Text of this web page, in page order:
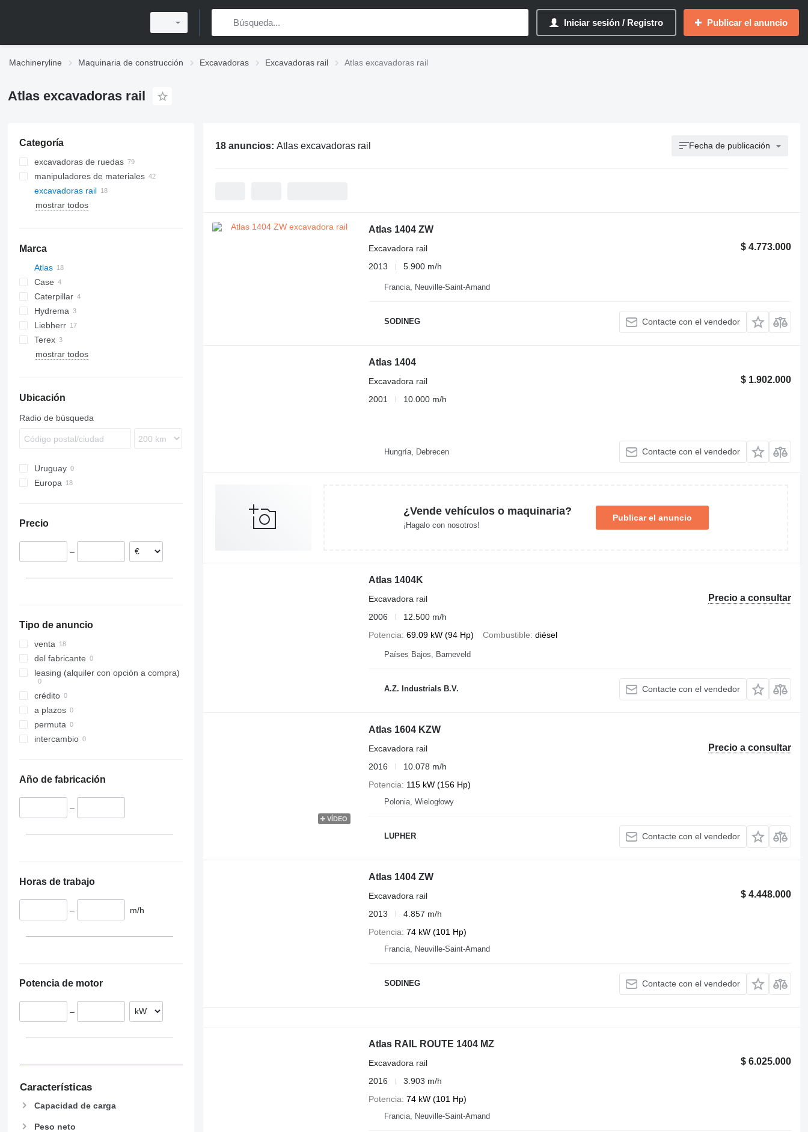
Iniciar sesión / Registro Publicar el anuncio
Machineryline Maquinaria de construcción Excavadoras Excavadoras rail Atlas excavadoras rail
Atlas excavadoras rail
Categoría
excavadoras de ruedas
manipuladores de materiales
excavadoras rail
mostrar todos
Marca
Atlas
1304
1404
1604
Case
788
Caterpillar
315
323
345
M-series
DX
XL
Hydrema
Robex
Liebherr
A-series
E-series
MH
Terex
TW
mostrar todos
Ubicación
Radio de búsqueda
Uruguay
Europa
Alemania
Polonia
Precio
–
Tipo de anuncio
venta
del fabricante
leasing (alquiler con opción a compra)
crédito
a plazos
permuta
intercambio
Año de fabricación
–
Horas de trabajo
– m/h
Potencia de motor
–
Características
Capacidad de carga
Peso neto
18 anuncios: Atlas excavadoras rail Fecha de publicación
Atlas 1404 ZW
$ 4.773.000
Excavadora rail
2013
5.900 m/h
Francia, Neuville-Saint-Amand
SODINEG Contacte con el vendedor
Atlas 1404
$ 1.902.000
Excavadora rail
2001
10.000 m/h
Hungría, Debrecen Contacte con el vendedor
¿Vende vehículos o maquinaria?
¡Hagalo con nosotros!
Publicar el anuncio
Atlas 1404K
Precio a consultar
Excavadora rail
2006
12.500 m/h
Potencia 69.09 kW (94 Hp) Combustible diésel
Países Bajos, Barneveld
A.Z. Industrials B.V. Contacte con el vendedor
VÍDEO
Atlas 1604 KZW
Precio a consultar
Excavadora rail
2016
10.078 m/h
Potencia
115 kW (156 Hp)
Polonia, Wielogłowy
LUPHER Contacte con el vendedor
Atlas 1404 ZW
$ 4.448.000
Excavadora rail
2013
4.857 m/h
Potencia 74 kW (101 Hp)
Francia, Neuville-Saint-Amand
SODINEG Contacte con el vendedor
Atlas RAIL ROUTE 1404 MZ
$ 6.025.000
Excavadora rail
2016
3.903 m/h
Potencia 74 kW (101 Hp)
Francia, Neuville-Saint-Amand